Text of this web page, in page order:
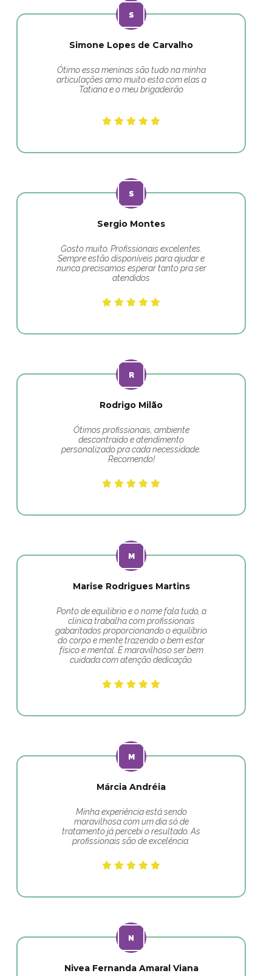
Simone Lopes de Carvalho
Ótimo essa meninas são tudo na minha
articulações amo muito esta com elas a
Tatiana e o meu brigadeirão
Sergio Montes
Gosto muito. Profissionais excelentes.
Sempre estão disponíveis para ajudar e
nunca precisamos esperar tanto pra ser
atendidos
Rodrigo Milão
Ótimos profissionais, ambiente
descontraído e atendimento
personalizado pra cada necessidade.
Recomendo!
Marise Rodrigues Martins
Ponto de equilibrio e o nome fala tudo, a
clínica trabalha com profissionais
gabaritados proporcionando o equilíbrio
do corpo e mente trazendo o bem estar
físico e mental. É maravilhoso ser bem
cuidada com atenção dedicação.
Márcia Andréia
Minha experiência está sendo
maravilhosa com um dia só de
tratamento já percebi o resultado. As
profissionais são de excelência.
Nivea Fernanda Amaral Viana